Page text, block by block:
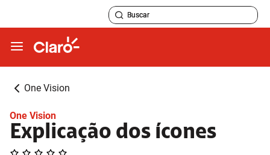
One Vision
One Vision
Explicação dos ícones